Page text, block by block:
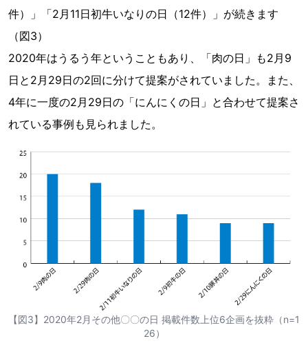
件）」「2月11日初牛いなりの日（12件）」が続きます
（図3）
2020年はうるう年ということもあり、「肉の日」も2月9
日と2月29日の2回に分けて提案がされていました。また、
4年に一度の2月29日の「にんにくの日」と合わせて提案さ
れている事例も見られました。
【図3】2020年2月その他〇〇の日 掲載件数上位6企画を抜粋（n=1
26）